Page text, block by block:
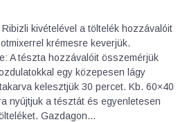
kivételével a töltelék hozzávalóit
krémesre keverjük.
A tészta hozzávalóit összemérjük
egy közepesen lágy
kelesztjük 30 percet. Kb. 60×40
nyújtjuk a tésztát és egyenletesen
Gazdagon…